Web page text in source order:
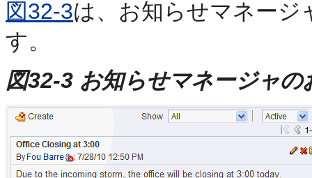
図32-3は、お知らせマネージ
す。
図32-3 お知らせマネージャの